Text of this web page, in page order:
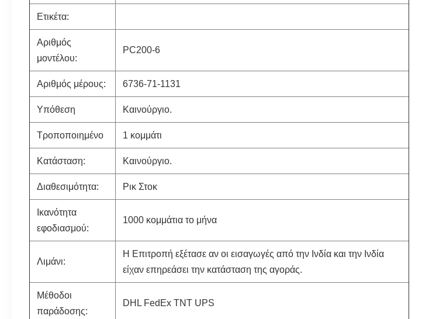
Ετικέτα:
Αριθμός
μοντέλου:
PC200-6
Αριθμός μέρους: 6736-71-1131
Υπόθεση Καινούργιο.
Τροποποιημένο 1 κομμάτι
Κατάσταση: Καινούργιο.
Διαθεσιμότητα: Ρικ Στοκ
Ικανότητα
εφοδιασμού:
1000 κομμάτια το μήνα
Λιμάνι:
Η Επιτροπή εξέτασε αν οι εισαγωγές από την Ινδία και την Ινδία
είχαν επηρεάσει την κατάσταση της αγοράς.
Μέθοδοι
παράδοσης:
DHL FedEx TNT UPS